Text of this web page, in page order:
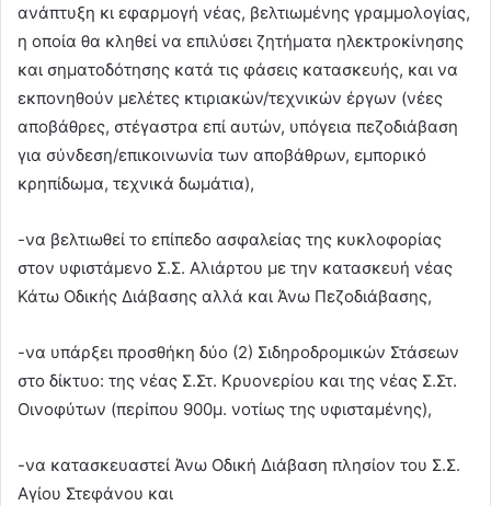
ανάπτυξη κι εφαρμογή νέας, βελτιωμένης γραμμολογίας,
η οποία θα κληθεί να επιλύσει ζητήματα ηλεκτροκίνησης
και σηματοδότησης κατά τις φάσεις κατασκευής, και να
εκπονηθούν μελέτες κτιριακών/τεχνικών έργων (νέες
αποβάθρες, στέγαστρα επί αυτών, υπόγεια πεζοδιάβαση
για σύνδεση/επικοινωνία των αποβάθρων, εμπορικό
κρηπίδωμα, τεχνικά δωμάτια),
-να βελτιωθεί το επίπεδο ασφαλείας της κυκλοφορίας
στον υφιστάμενο Σ.Σ. Αλιάρτου με την κατασκευή νέας
Κάτω Οδικής Διάβασης αλλά και Άνω Πεζοδιάβασης,
-να υπάρξει προσθήκη δύο (2) Σιδηροδρομικών Στάσεων
στο δίκτυο: της νέας Σ.Στ. Κρυονερίου και της νέας Σ.Στ.
Οινοφύτων (περίπου 900μ. νοτίως της υφισταμένης),
-να κατασκευαστεί Άνω Οδική Διάβαση πλησίον του Σ.Σ.
Αγίου Στεφάνου και